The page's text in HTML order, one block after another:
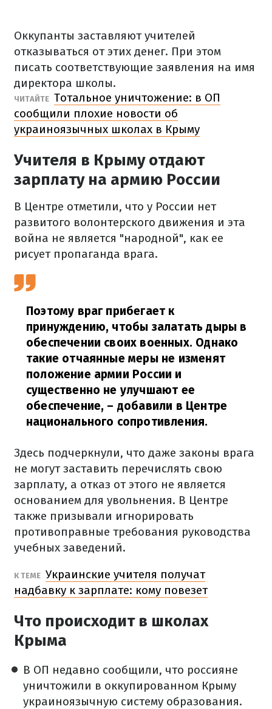
Оккупанты заставляют учителей
отказываться от этих денег. При этом
писать соответствующие заявления на имя
директора школы.
ЧИТАЙТЕ Тотальное уничтожение: в ОП
сообщили плохие новости об
украиноязычных школах в Крыму
Учителя в Крыму отдают
зарплату на армию России
В Центре отметили, что у России нет
развитого волонтерского движения и эта
война не является "народной", как ее
рисует пропаганда врага.
Поэтому враг прибегает к
принуждению, чтобы залатать дыры в
обеспечении своих военных. Однако
такие отчаянные меры не изменят
положение армии России и
существенно не улучшают ее
обеспечение, – добавили в Центре
национального сопротивления.
Здесь подчеркнули, что даже законы врага
не могут заставить перечислять свою
зарплату, а отказ от этого не является
основанием для увольнения. В Центре
также призывали игнорировать
противоправные требования руководства
учебных заведений.
К ТЕМЕ Украинские учителя получат
надбавку к зарплате: кому повезет
Что происходит в школах
Крыма
В ОП недавно сообщили, что россияне
уничтожили в оккупированном Крыму
украиноязычную систему образования.